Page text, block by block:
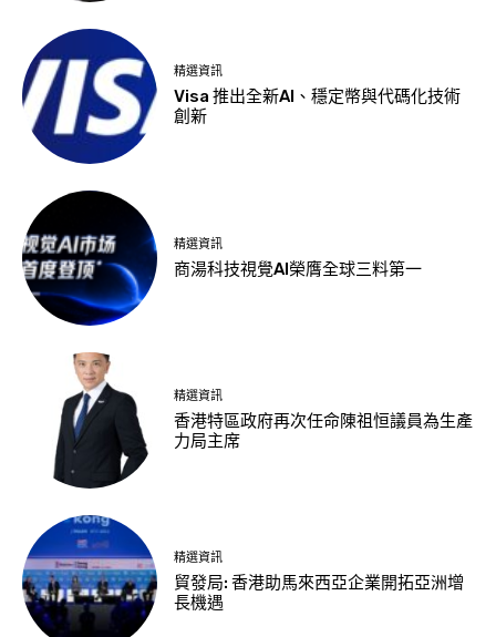
精選資訊
Visa 推出全新AI、穩定幣與代碼化技術
創新
精選資訊
商湯科技視覺AI榮膺全球三料第一
精選資訊
香港特區政府再次任命陳祖恒議員為生產
力局主席
精選資訊
貿發局: 香港助馬來西亞企業開拓亞洲增
長機遇